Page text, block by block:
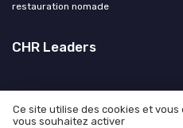
restauration nomade
CHR Leaders
Ce site utilise des cookies et
vous souhaitez activer